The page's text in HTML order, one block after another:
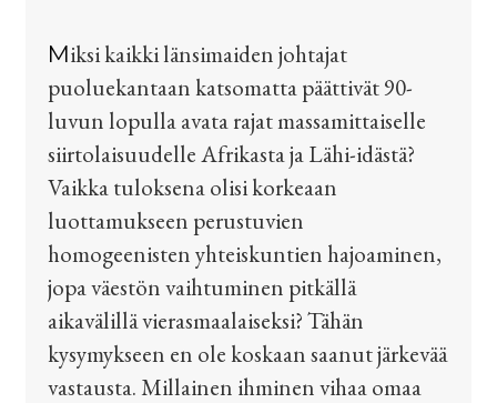
Miksi kaikki länsimaiden johtajat
puoluekantaan katsomatta päättivät 90-
luvun lopulla avata rajat massamittaiselle
siirtolaisuudelle Afrikasta ja Lähi-idästä?
Vaikka tuloksena olisi korkeaan
luottamukseen perustuvien
homogeenisten yhteiskuntien hajoaminen,
jopa väestön vaihtuminen pitkällä
aikavälillä vierasmaalaiseksi? Tähän
kysymykseen en ole koskaan saanut järkevää
vastausta. Millainen ihminen vihaa omaa